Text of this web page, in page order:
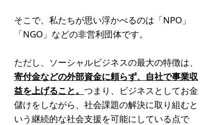
事業内容
定款
個人情報保護方針
アクセス
そこで、私たちが思い浮かべるのは「NPO」
「NGO」などの非営利団体です。
ただし、ソーシャルビジネスの最大の特徴は、
寄付金などの外部資金に頼らず、自社で事業収
益を上げること。 つまり、ビジネスとしてお金
儲けをしながら、社会課題の解決に取り組むと
いう継続的な社会支援を可能にしている点で